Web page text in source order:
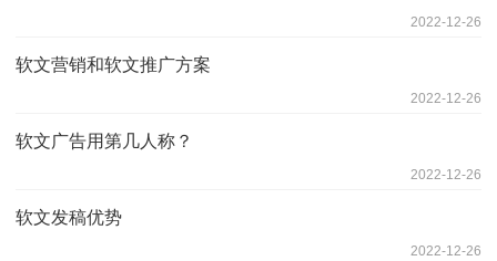
2022-12-26
软文营销和软文推广方案
2022-12-26
软文广告用第几人称？
2022-12-26
软文发稿优势
2022-12-26